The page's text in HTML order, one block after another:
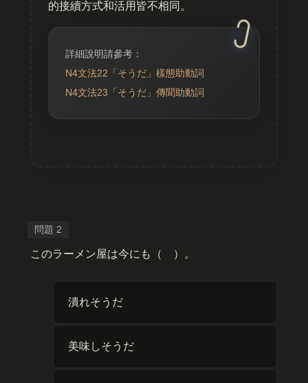
的接續方式和活用皆不相同。
詳細說明請參考：
N4文法22「そうだ」樣態助動詞
N4文法23「そうだ」傳聞助動詞
このラーメン屋は今にも（ ）。
潰れそうだ
美味しそうだ